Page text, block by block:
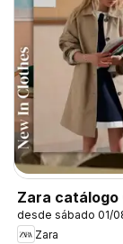
Zara catálogo
desde sábado 01/
Zara